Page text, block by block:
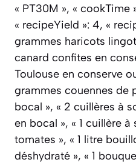
« PT30M », « cookTime
« recipeYield »: 4, «
grammes haricots
canard confites en
Toulouse en conserve
grammes couennes de
bocal », « 2 cuillères à
en bocal », « 1 cuillère
tomates », « 1 litre
déshydraté », « 1